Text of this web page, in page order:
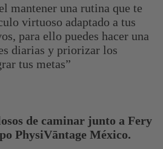
mantener una rutina que te
virtuoso adaptado a tus
para ello puedes hacer una
diarias y priorizar los
tus metas”
de caminar junto a Fery
PhysiVāntage México.